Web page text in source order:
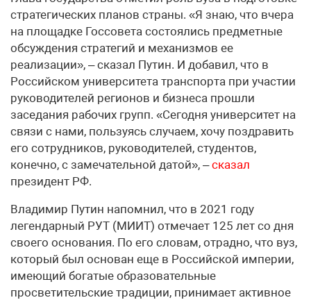
стратегических планов страны. «Я знаю, что вчера
на площадке Госсовета состоялись предметные
обсуждения стратегий и механизмов ее
реализации», – сказал Путин. И добавил, что в
Российском университета транспорта при участии
руководителей регионов и бизнеса прошли
заседания рабочих групп. «Сегодня университет на
связи с нами, пользуясь случаем, хочу поздравить
его сотрудников, руководителей, студентов,
конечно, с замечательной датой», –сказал
президент РФ.
Владимир Путин напомнил, что в 2021 году
легендарный РУТ (МИИТ) отмечает 125 лет со дня
своего основания. По его словам, отрадно, что вуз,
который был основан еще в Российской империи,
имеющий богатые образовательные
просветительские традиции, принимает активное